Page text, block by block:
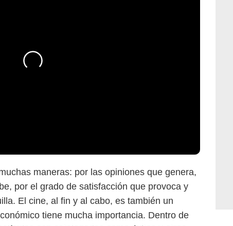
maneras: por las opiniones que genera,
por el grado de satisfacción que provoca y
El cine, al fin y al cabo, es también un
tiene mucha importancia. Dentro de